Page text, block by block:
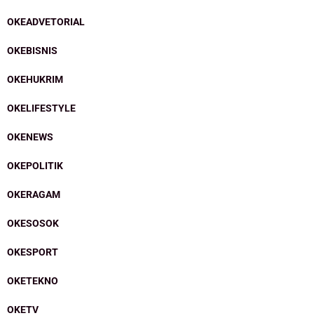
OKEADVETORIAL
OKEBISNIS
OKEHUKRIM
OKELIFESTYLE
OKENEWS
OKEPOLITIK
OKERAGAM
OKESOSOK
OKESPORT
OKETEKNO
OKETV